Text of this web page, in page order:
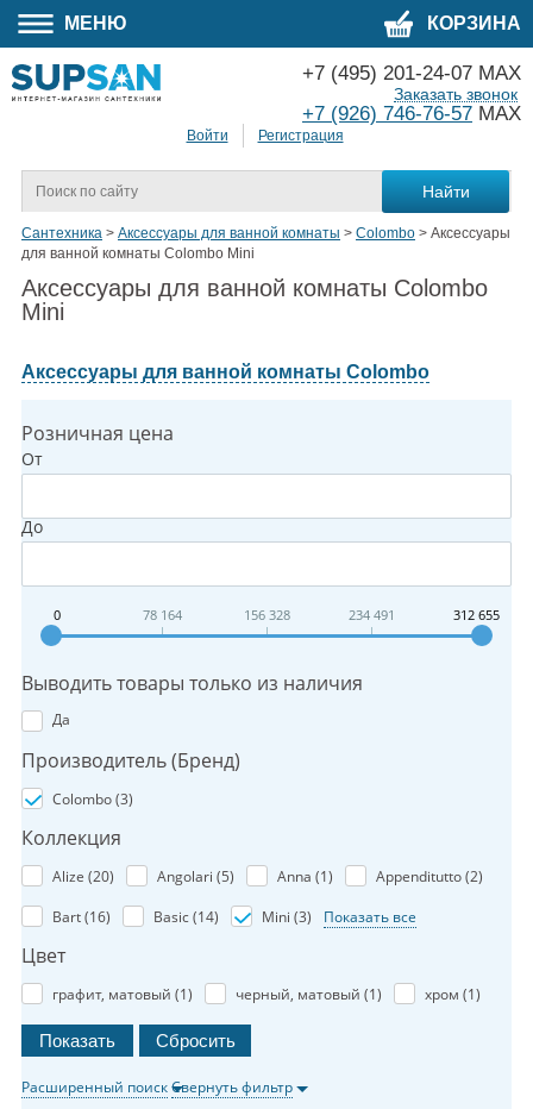
МЕНЮ КОРЗИНА
Войти Регистрация
+7 (495) 201-24-07 MAX
+7 (926) 746-76-57 MAX
Заказать звонок
Сантехника > Аксессуары для ванной комнаты > Colombo > Аксессуары
для ванной комнаты Colombo Mini
Аксессуары для ванной комнаты Colombo
Mini
Аксессуары для ванной комнаты Colombo
Розничная цена
От
До
0 78 164 156 328 234 491 312 655
Выводить товары только из наличия
Да
Производитель (Бренд)
Colombo (3)
Коллекция
Alize (20) Angolari (5) Anna (1) Appenditutto (2)
Bart (16) Basic (14) Mini (3) Показать все
Цвет
графит, матовый (1) черный, матовый (1) хром (1)
Расширенный поискСвернуть фильтр